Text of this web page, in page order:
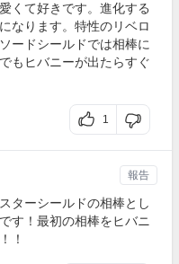
くて好きです。進化する
なります。特性のリベロ
ードシールドでは相棒に
もヒバニーが出たらすぐ
1
ターシールドの相棒とし
す！最初の相棒をヒバニ
！
報告